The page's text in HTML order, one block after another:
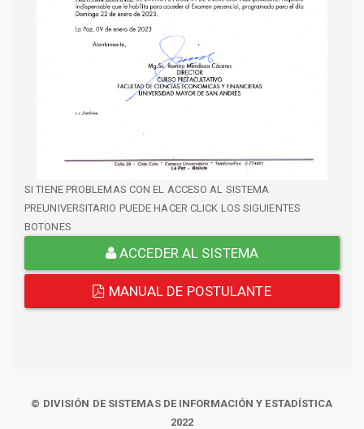
SI TIENE PROBLEMAS CON EL ACCESO AL SISTEMA
PREUNIVERSITARIO PUEDE HACER CLICK LOS SIGUIENTES
BOTONES
ACCEDER AL SISTEMA
MANUAL DE POSTULANTE
© DIVISIÓN DE SISTEMAS DE INFORMACIÓN Y ESTADÍSTICA
2022